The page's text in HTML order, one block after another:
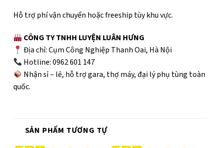
Hỗ trợ phí vận chuyển hoặc freeship tùy khu vực.
CÔNG TY TNHH LUYỆN LUÂN HƯNG
Địa chỉ: Cụm Công Nghiệp Thanh Oai, Hà Nội
Hotline: 0962 601 147
Nhận sỉ – lẻ, hỗ trợ gara, thợ máy, đại lý phụ tùng toàn
quốc.
SẢN PHẨM TƯƠNG TỰ